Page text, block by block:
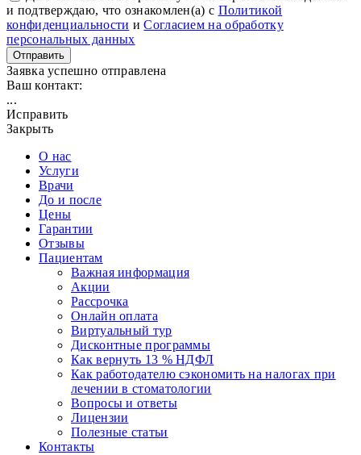
и подтверждаю, что ознакомлен(а) с Политикой
конфиденциальности иСогласием на обработку
персональных данных
Отправить
Заявка успешно отправлена
Ваш контакт:
...
Исправить
Закрыть
О нас
Услуги
Врачи
До и после
Цены
Гарантии
Отзывы
Пациентам
Важная информация
Акции
Рассрочка
Онлайн оплата
Виртуальный тур
Дисконтные программы
Как вернуть 13 % НДФЛ
Как работодателю сэкономить на налогах при
лечении в стоматологии
Вопросы и ответы
Лицензии
Полезные статьи
Контакты